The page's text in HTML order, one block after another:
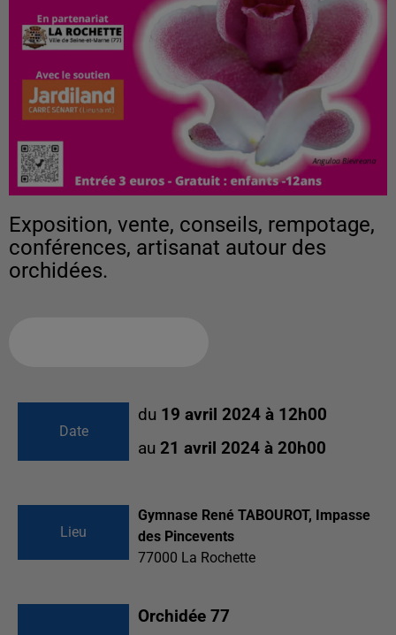
Exposition, vente, conseils, rempotage,
conférences, artisanat autour des
orchidées.
Date
du 19 avril 2024 à 12h00
au 21 avril 2024 à 20h00
Lieu
Gymnase René TABOUROT, Impasse
des Pincevents
77000 La Rochette
Orchidée 77